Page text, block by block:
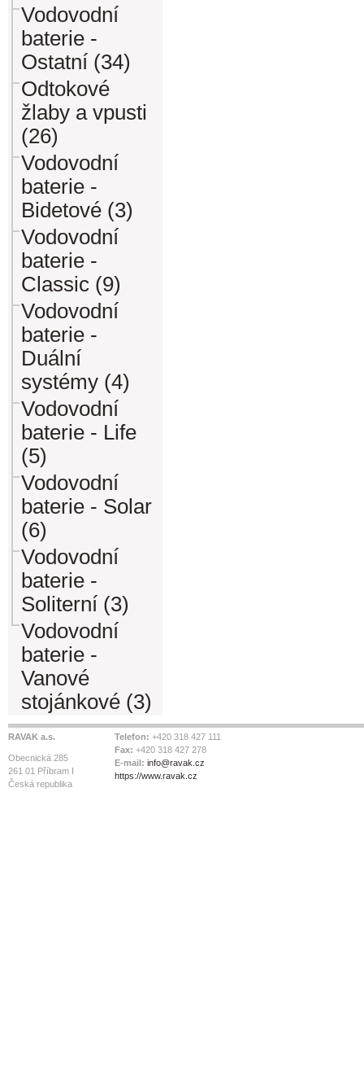
Vodovodní
baterie -
Ostatní (34)
Odtokové
žlaby a vpusti
(26)
Vodovodní
baterie -
Bidetové (3)
Vodovodní
baterie -
Classic (9)
Vodovodní
baterie -
Duální
systémy (4)
Vodovodní
baterie - Life
(5)
Vodovodní
baterie - Solar
(6)
Vodovodní
baterie -
Soliterní (3)
Vodovodní
baterie -
Vanové
stojánkové (3)
RAVAK a.s.
Obecnická 285
261 01 Příbram I
Česká republika
Telefon: +420 318 427 111
Fax: +420 318 427 278
E-mail: info@ravak.cz
https://www.ravak.cz